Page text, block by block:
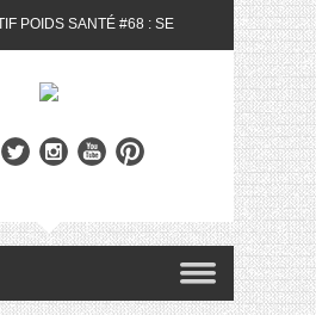
POIDS SANTÉ #68 : SE
DU MOIS DE MAI 2024 FEAT.
#10 : MEAL PREP &
: LES MY LITTLE &
DU MOIS D’AVRIL 2024